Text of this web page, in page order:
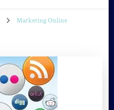
Marketing Online